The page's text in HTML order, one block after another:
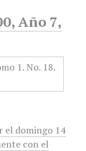
Año 7,
el domingo 14
con el